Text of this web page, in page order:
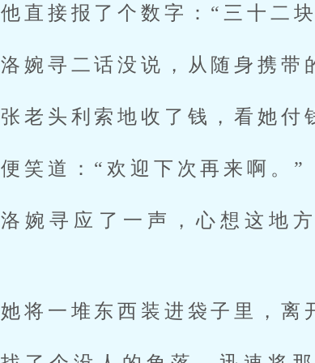
他直接报了个数字：“三十二
洛婉寻二话没说，从随身携带
张老头利索地收了钱，看她付
便笑道：“欢迎下次再来啊。”
洛婉寻应了一声，心想这地
她将一堆东西装进袋子里，离